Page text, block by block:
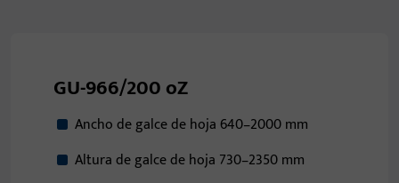
GU-966/200 oZ
Ancho de galce de hoja 640–2000 mm
Altura de galce de hoja 730–2350 mm